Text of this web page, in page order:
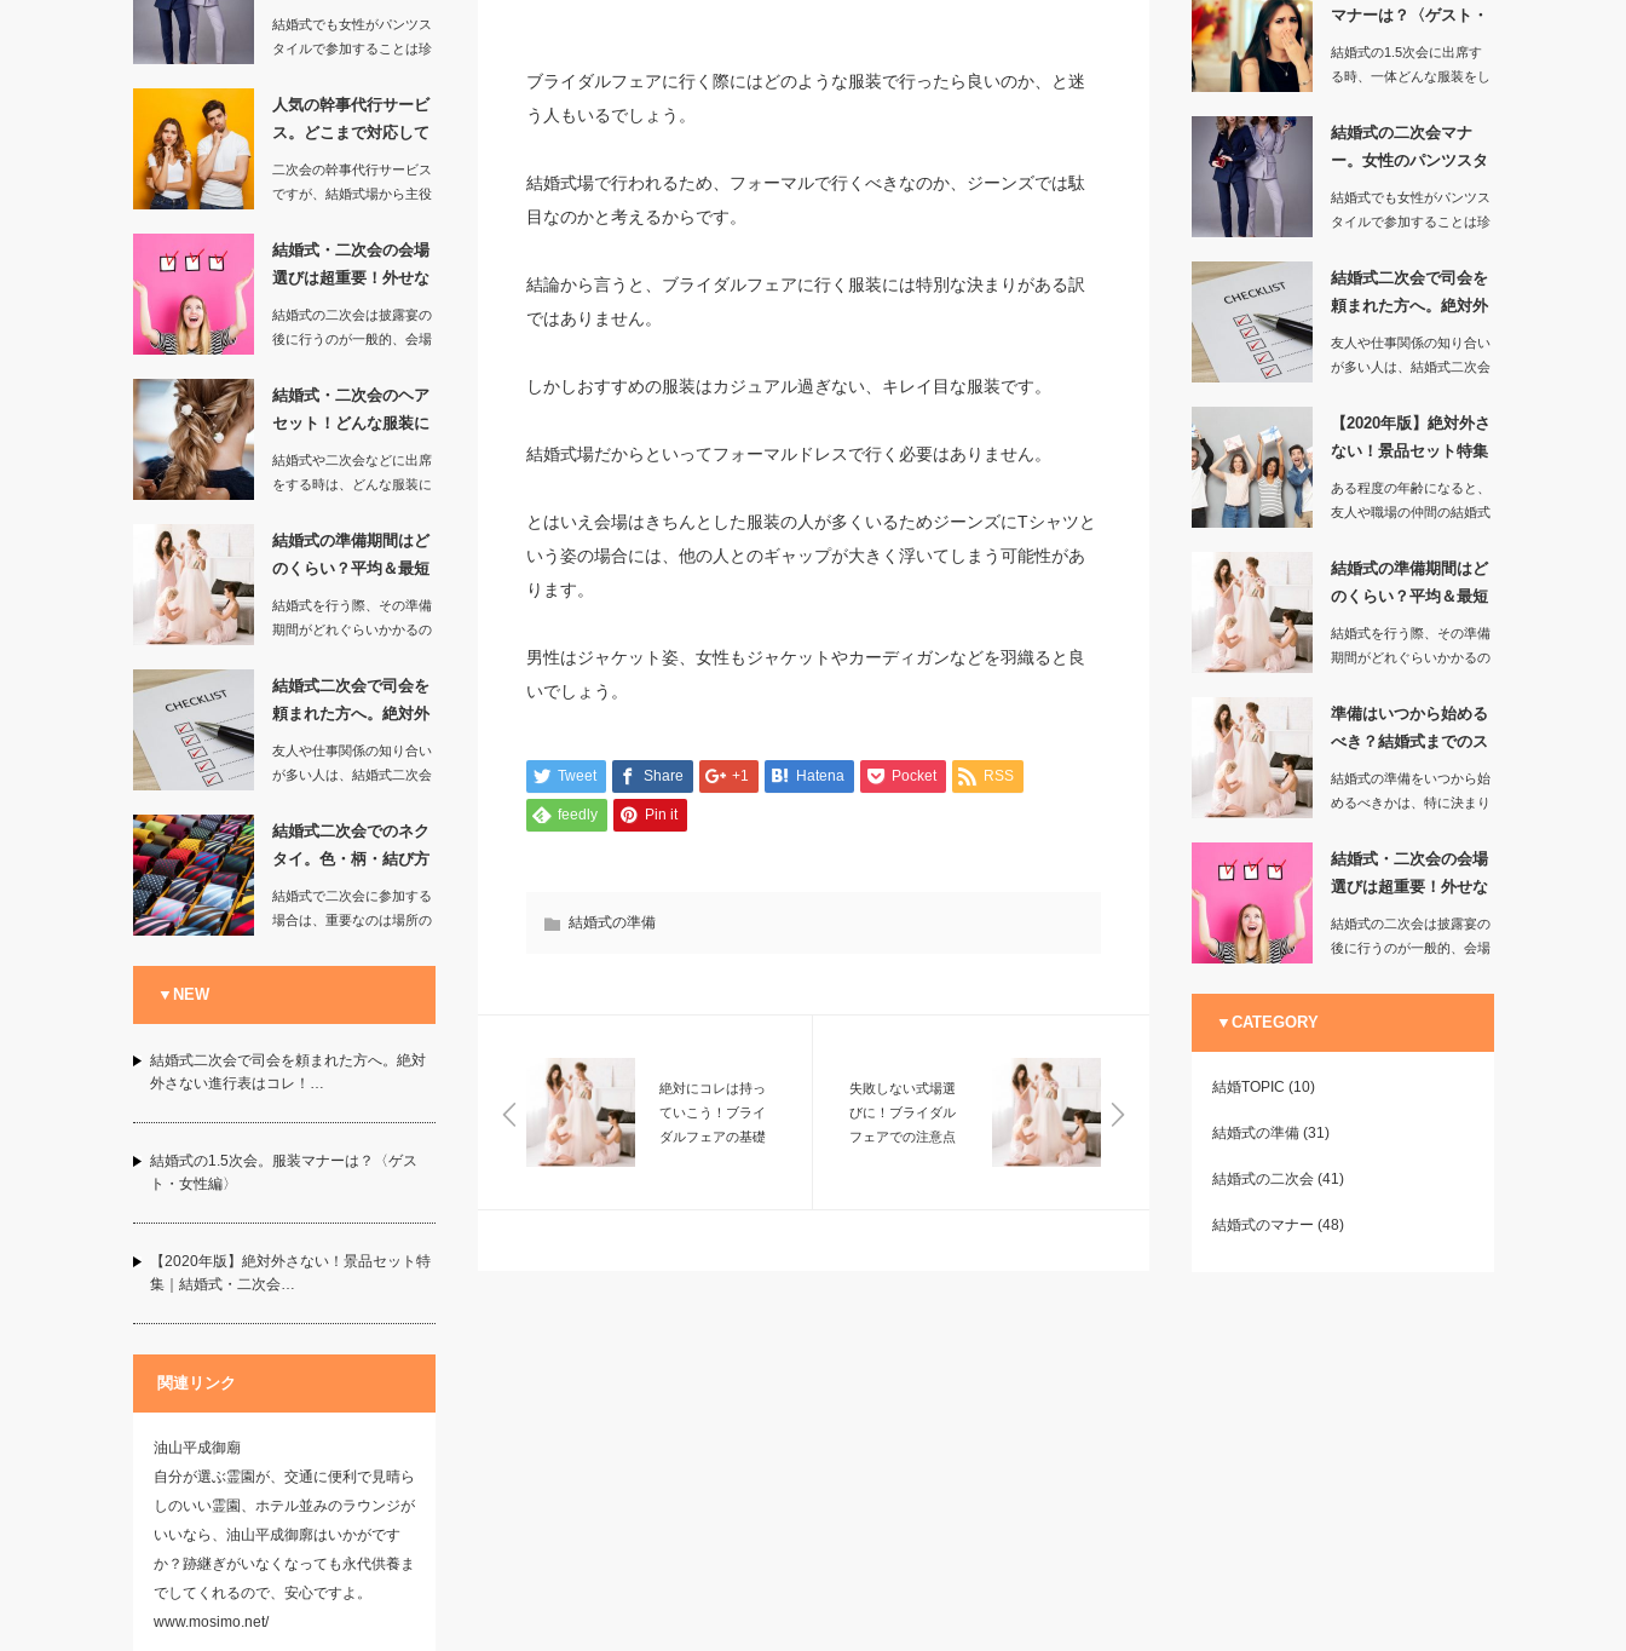
ブライダルフェアに行く際にはどのような服装で行ったら良いのか、と迷
う人もいるでしょう。
結婚式場で行われるため、フォーマルで行くべきなのか、ジーンズでは駄
目なのかと考えるからです。
結論から言うと、ブライダルフェアに行く服装には特別な決まりがある訳
ではありません。
しかしおすすめの服装はカジュアル過ぎない、キレイ目な服装です。
結婚式場だからといってフォーマルドレスで行く必要はありません。
とはいえ会場はきちんとした服装の人が多くいるためジーンズにTシャツと
いう姿の場合には、他の人とのギャップが大きく浮いてしまう可能性があ
ります。
男性はジャケット姿、女性もジャケットやカーディガンなどを羽織ると良
いでしょう。
Tweet Share +1 Hatena Pocket RSS
feedly Pin it
結婚式の準備
絶対にコレは持っ
ていこう！ブライ
ダルフェアの基礎
失敗しない式場選
びに！ブライダル
フェアでの注意点
イルは許され…
結婚式でも女性がパンツス
タイルで参加することは珍
は、当然…
人気の幹事代行サービ
ス。どこまで対応して
くれる？事…
二次会の幹事代行サービス
ですが、結婚式場から主役
結婚式の…
結婚式・二次会の会場
選びは超重要！外せな
い確認事項…
結婚式の二次会は披露宴の
後に行うのが一般的、会場
つとして…
結婚式・二次会のヘア
セット！どんな服装に
も合うオス…
結婚式や二次会などに出席
をする時は、どんな服装に
い人がほ…
結婚式の準備期間はど
のくらい？平均＆最短
を調べてみ…
結婚式を行う際、その準備
期間がどれぐらいかかるの
含めて考…
結婚式二次会で司会を
頼まれた方へ。絶対外
さない進行…
友人や仕事関係の知り合い
が多い人は、結婚式二次会
るでしょ…
結婚式二次会でのネク
タイ。色・柄・結び方
の基本マナ…
結婚式で二次会に参加する
場合は、重要なのは場所の
ことと、…
▼NEW
結婚式二次会で司会を頼まれた方へ。絶対
外さない進行表はコレ！…
結婚式の1.5次会。服装マナーは？〈ゲス
ト・女性編〉
【2020年版】絶対外さない！景品セット特
集｜結婚式・二次会…
関連リンク
油山平成御廟
自分が選ぶ霊園が、交通に便利で見晴ら
しのいい霊園、ホテル並みのラウンジが
いいなら、油山平成御廓はいかがです
か？跡継ぎがいなくなっても永代供養ま
でしてくれるので、安心ですよ。
www.mosimo.net/
マナーは？〈ゲスト・
女性編…
結婚式の1.5次会に出席す
る時、一体どんな服装をし
ないの…
結婚式の二次会マナ
ー。女性のパンツスタ
イルは許され…
結婚式でも女性がパンツス
タイルで参加することは珍
は、当然…
結婚式二次会で司会を
頼まれた方へ。絶対外
さない進行…
友人や仕事関係の知り合い
が多い人は、結婚式二次会
るでしょ…
【2020年版】絶対外さ
ない！景品セット特集
｜結婚…
ある程度の年齢になると、
友人や職場の仲間の結婚式
に参加す…
結婚式の準備期間はど
のくらい？平均＆最短
を調べてみ…
結婚式を行う際、その準備
期間がどれぐらいかかるの
含めて考…
準備はいつから始める
べき？結婚式までのス
ケジュール…
結婚式の準備をいつから始
めるべきかは、特に決まり
客を…
結婚式・二次会の会場
選びは超重要！外せな
い確認事項…
結婚式の二次会は披露宴の
後に行うのが一般的、会場
つとして…
▼CATEGORY
結婚TOPIC (10)
結婚式の準備(31)
結婚式の二次会(41)
結婚式のマナー (48)